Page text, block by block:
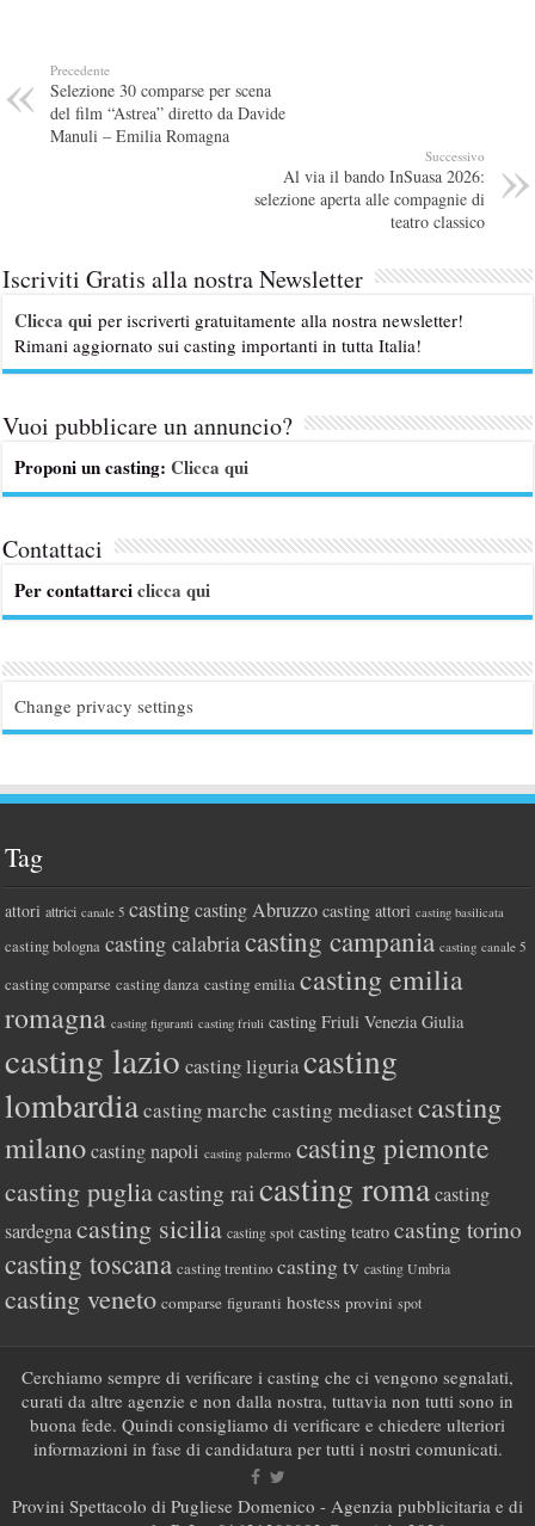
Precedente
Selezione 30 comparse per scena
del film “Astrea” diretto da Davide
Manuli – Emilia Romagna
Successivo
Al via il bando InSuasa 2026:
selezione aperta alle compagnie di
teatro classico
Iscriviti Gratis alla nostra Newsletter
Clicca qui per iscriverti gratuitamente alla nostra newsletter!
Rimani aggiornato sui casting importanti in tutta Italia!
Vuoi pubblicare un annuncio?
Proponi un casting:Clicca qui
Contattaci
Per contattarciclicca qui
Change privacy settings
Tag
attori attrici canale 5 casting casting Abruzzo casting attori casting basilicata
casting bologna casting calabriacasting campania casting canale 5
casting comparse casting danza casting emilia casting emilia
romagna casting figuranti casting friuli casting Friuli Venezia Giulia
casting lazio casting liguriacasting
lombardiacasting marche casting mediasetcasting
milano casting napoli casting palermo casting piemonte
casting pugliacasting rai casting roma casting
sardegna casting sicilia casting spot casting teatro casting torino
casting toscana casting trentino casting tv casting Umbria
casting veneto comparse figuranti hostess provini spot
Cerchiamo sempre di verificare i casting che ci vengono segnalati,
curati da altre agenzie e non dalla nostra, tuttavia non tutti sono in
buona fede. Quindi consigliamo di verificare e chiedere ulteriori
informazioni in fase di candidatura per tutti i nostri comunicati.
Provini Spettacolo di Pugliese Domenico - Agenzia pubblicitaria e di